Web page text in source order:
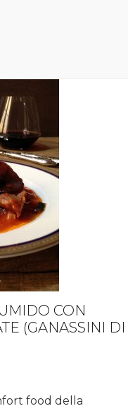
CON
(GANASSINI DI
food della